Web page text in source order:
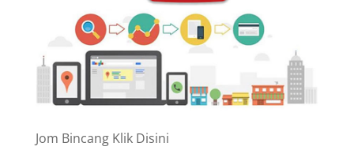
Jom Bincang Klik Disini